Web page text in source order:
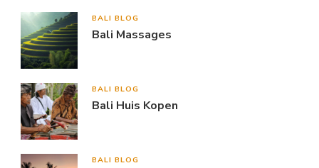
BALI BLOG
Bali Massages
BALI BLOG
Bali Huis Kopen
BALI BLOG